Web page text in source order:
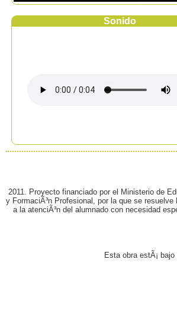
Sonido
2011. Proyecto financiado por el Ministerio de
y FormaciÃ³n Profesional, por la que se
a la atenciÃ³n del alumnado con necesidad
Esta obra estÃ¡